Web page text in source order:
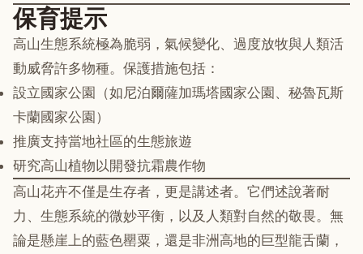
保育提示
高山生態系統極為脆弱，氣候變化、過度放牧與人類活
動威脅許多物種。保護措施包括：
設立國家公園（如尼泊爾薩加瑪塔國家公園、秘魯瓦斯
卡蘭國家公園）
推廣支持當地社區的生態旅遊
研究高山植物以開發抗霜農作物
高山花卉不僅是生存者，更是講述者。它們述說著耐
力、生態系統的微妙平衡，以及人類對自然的敬畏。無
論是懸崖上的藍色罌粟，還是非洲高地的巨型龍舌蘭，